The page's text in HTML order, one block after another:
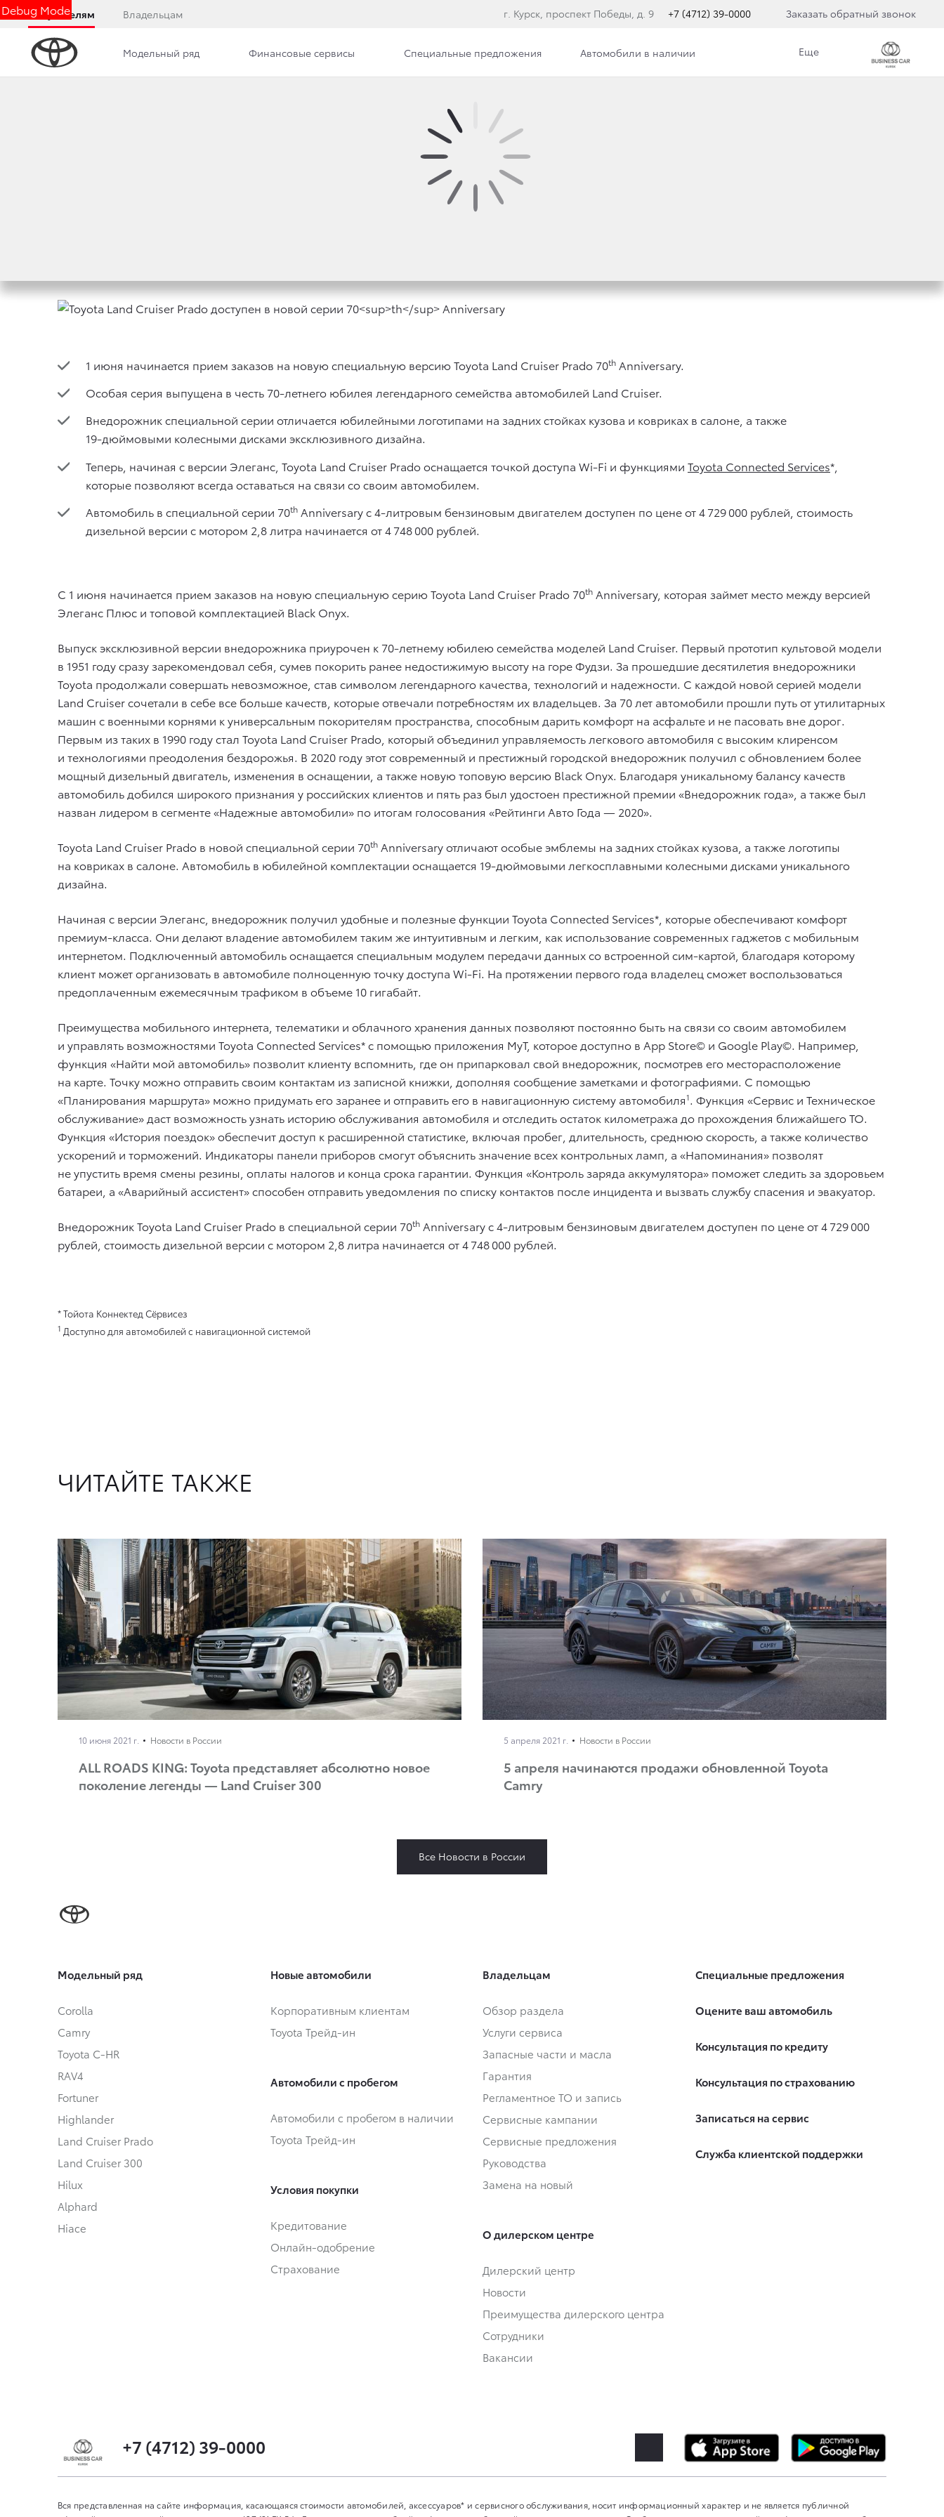
Debug Mode
Покупателям Владельцам г. Курск, проспект Победы, д. 9 +7 (4712) 39-0000 Заказать обратный звонок
Модельный ряд Финансовые сервисы Специальные предложения Автомобили в наличии Еще
TOYOTA LAND CRUISER PRADO ДОСТУПЕН В НОВОЙ
1 июня начинается прием заказов на новую специальную версию Toyota Land Cruiser Prado 70th Anniversary.
Особая серия выпущена в честь 70-летнего юбилея легендарного семейства автомобилей Land Cruiser.
Внедорожник специальной серии отличается юбилейными логотипами на задних стойках кузова и ковриках в салоне, а также
19-дюймовыми колесными дисками эксклюзивного дизайна.
Теперь, начиная с версии Элеганс, Toyota Land Cruiser Prado оснащается точкой доступа Wi-Fi и функциями Toyota Connected Services*,
которые позволяют всегда оставаться на связи со своим автомобилем.
Автомобиль в специальной серии 70th Anniversary c 4-литровым бензиновым двигателем доступен по цене от 4 729 000 рублей, стоимость
дизельной версии с мотором 2,8 литра начинается от 4 748 000 рублей.
С 1 июня начинается прием заказов на новую специальную серию Toyota Land Cruiser Prado 70th Anniversary, которая займет место между версией
Элеганс Плюс и топовой комплектацией Black Onyx.
Выпуск эксклюзивной версии внедорожника приурочен к 70-летнему юбилею семейства моделей Land Cruiser. Первый прототип культовой модели
в 1951 году сразу зарекомендовал себя, сумев покорить ранее недостижимую высоту на горе Фудзи. За прошедшие десятилетия внедорожники
Toyota продолжали совершать невозможное, став символом легендарного качества, технологий и надежности. С каждой новой серией модели
Land Cruiser сочетали в себе все больше качеств, которые отвечали потребностям их владельцев. За 70 лет автомобили прошли путь от утилитарных
машин с военными корнями к универсальным покорителям пространства, способным дарить комфорт на асфальте и не пасовать вне дорог.
Первым из таких в 1990 году стал Toyota Land Cruiser Prado, который объединил управляемость легкового автомобиля c высоким клиренсом
и технологиями преодоления бездорожья. В 2020 году этот современный и престижный городской внедорожник получил с обновлением более
мощный дизельный двигатель, изменения в оснащении, а также новую топовую версию Black Onyx. Благодаря уникальному балансу качеств
автомобиль добился широкого признания у российских клиентов и пять раз был удостоен престижной премии «Внедорожник года», а также был
назван лидером в сегменте «Надежные автомобили» по итогам голосования «Рейтинги Авто Года — 2020».
Toyota Land Cruiser Prado в новой специальной серии 70th Anniversary отличают особые эмблемы на задних стойках кузова, а также логотипы
на ковриках в салоне. Автомобиль в юбилейной комплектации оснащается 19-дюймовыми легкосплавными колесными дисками уникального
дизайна.
Начиная с версии Элеганс, внедорожник получил удобные и полезные функции Toyota Connected Services*, которые обеспечивают комфорт
премиум-класса. Они делают владение автомобилем таким же интуитивным и легким, как использование современных гаджетов с мобильным
интернетом. Подключенный автомобиль оснащается специальным модулем передачи данных со встроенной сим-картой, благодаря которому
клиент может организовать в автомобиле полноценную точку доступа Wi-Fi. На протяжении первого года владелец сможет воспользоваться
предоплаченным ежемесячным трафиком в объеме 10 гигабайт.
Преимущества мобильного интернета, телематики и облачного хранения данных позволяют постоянно быть на связи со своим автомобилем
и управлять возможностями Toyota Connected Services* с помощью приложения MyT, которое доступно в App Store© и Google Play©. Например,
функция «Найти мой автомобиль» позволит клиенту вспомнить, где он припарковал свой внедорожник, посмотрев его месторасположение
на карте. Точку можно отправить своим контактам из записной книжки, дополняя сообщение заметками и фотографиями. С помощью
«Планирования маршрута» можно придумать его заранее и отправить его в навигационную систему автомобиля1. Функция «Сервис и Техническое
обслуживание» даст возможность узнать историю обслуживания автомобиля и отследить остаток километража до прохождения ближайшего ТО.
Функция «История поездок» обеспечит доступ к расширенной статистике, включая пробег, длительность, среднюю скорость, а также количество
ускорений и торможений. Индикаторы панели приборов смогут объяснить значение всех контрольных ламп, а «Напоминания» позволят
не упустить время смены резины, оплаты налогов и конца срока гарантии. Функция «Контроль заряда аккумулятора» поможет следить за здоровьем
батареи, а «Аварийный ассистент» способен отправить уведомления по списку контактов после инцидента и вызвать службу спасения и эвакуатор.
Внедорожник Toyota Land Cruiser Prado в специальной серии 70th Anniversary c 4-литровым бензиновым двигателем доступен по цене от 4 729 000
рублей, стоимость дизельной версии с мотором 2,8 литра начинается от 4 748 000 рублей.
* Тойота Коннектед Сёрвисез
1 Доступно для автомобилей с навигационной системой
ЧИТАЙТЕ ТАКЖЕ
10 июня 2021 г. Новости в России
ALL ROADS KING: Toyota представляет абсолютно новое
поколение легенды — Land Cruiser 300
5 апреля 2021 г. Новости в России
5 апреля начинаются продажи обновленной Toyota
Camry
Все Новости в России
Модельный ряд
Corolla
Camry
Toyota C-HR
RAV4
Fortuner
Highlander
Land Cruiser Prado
Land Cruiser 300
Hilux
Alphard
Hiace
Новые автомобили
Корпоративным клиентам
Toyota Трейд-ин
Автомобили с пробегом
Автомобили с пробегом в наличии
Toyota Трейд-ин
Условия покупки
Кредитование
Онлайн-одобрение
Страхование
Владельцам
Обзор раздела
Услуги сервиса
Запасные части и масла
Гарантия
Регламентное ТО и запись
Сервисные кампании
Сервисные предложения
Руководства
Замена на новый
О дилерском центре
Дилерский центр
Новости
Преимущества дилерского центра
Сотрудники
Вакансии
Специальные предложения
Оцените ваш автомобиль
Консультация по кредиту
Консультация по страхованию
Записаться на сервис
Служба клиентской поддержки
+7 (4712) 39-0000
Вся представленная на сайте информация, касающаяся стоимости автомобилей, аксессуаров* и сервисного обслуживания, носит информационный характер и не является публичной